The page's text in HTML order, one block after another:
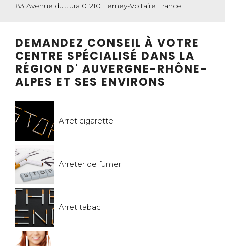
83 Avenue du Jura 01210 Ferney-Voltaire France
DEMANDEZ CONSEIL À VOTRE
CENTRE SPÉCIALISÉ DANS LA
RÉGION D' AUVERGNE-RHÔNE-
ALPES ET SES ENVIRONS
Arret cigarette
Arreter de fumer
Arret tabac